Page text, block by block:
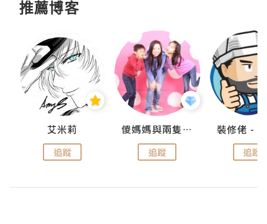
推薦博客
艾米莉
追蹤
儍媽媽與兩隻小魔怪之家
追蹤 追蹤